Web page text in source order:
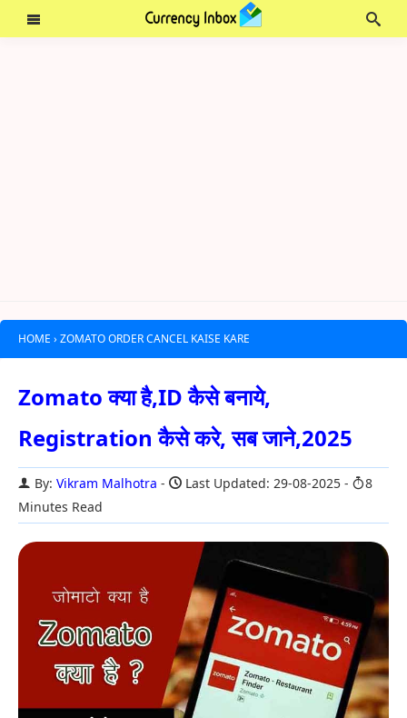
HOME › ZOMATO ORDER CANCEL KAISE KARE
Zomato क्या है,ID कैसे बनाये,
Registration कैसे करे, सब जाने,2025
By: Vikram Malhotra Last Updated: 29-08-2025
8
Minutes Read